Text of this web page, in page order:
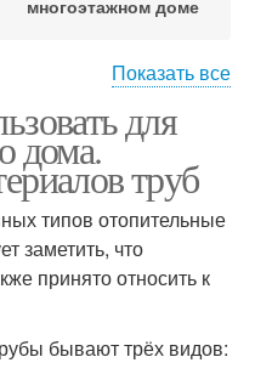
многоэтажном доме
Показать все
для
дома.
труб
типов отопительные
заметить, что
принято относить к
бывают трёх видов: